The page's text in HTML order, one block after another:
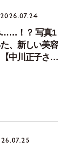
2026.07.24
……！？ 写真1
、新しい美容
中川正子さん